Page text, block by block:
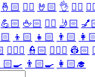
🤞🏻 ✌🏻 🤘🏻 👌 👈🏻
💪🏻 🖕🏻 ✍🏻 🤳🏻
👦🏻 👧🏻 👨🏻
👮🏻‍♀️ 👮🏻 👷🏻‍♀️ 👷🏻
👨🏻‍🍳 👩🏻‍🎓